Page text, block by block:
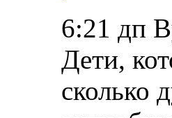
6:21 дп
Дети,
сколько